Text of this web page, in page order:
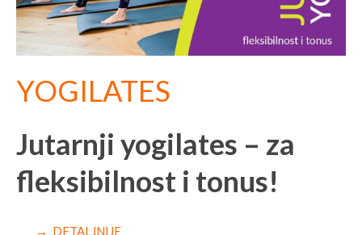
YOGILATES
Jutarnji yogilates – za
fleksibilnost i tonus!​
→ DETALJNIJE